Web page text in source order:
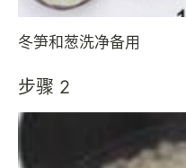
冬笋和葱洗净备用
步骤 2